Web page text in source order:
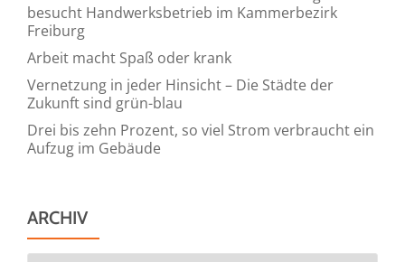
besucht Handwerksbetrieb im Kammerbezirk
Freiburg
Arbeit macht Spaß oder krank
Vernetzung in jeder Hinsicht – Die Städte der
Zukunft sind grün-blau
Drei bis zehn Prozent, so viel Strom verbraucht ein
Aufzug im Gebäude
ARCHIV